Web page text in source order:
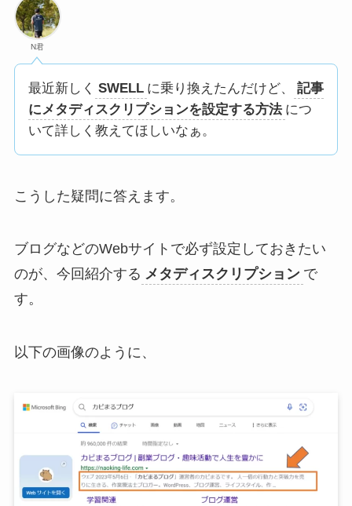
N君
最近新しく SWELL に乗り換えたんだけど、
記事
にメタディスクリプションを設定する方法 につ
いて詳しく教えてほしいなぁ。
こうした疑問に答えます。
ブログなどのWebサイトで必ず設定しておきたい
のが、今回紹介する メタディスクリプション で
す。
以下の画像のように、